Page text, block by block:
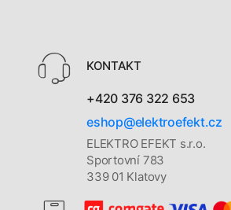
KONTAKT
+420 376 322 653
eshop@elektroefekt.cz
ELEKTRO EFEKT s.r.o.
Sportovní 783
339 01 Klatovy